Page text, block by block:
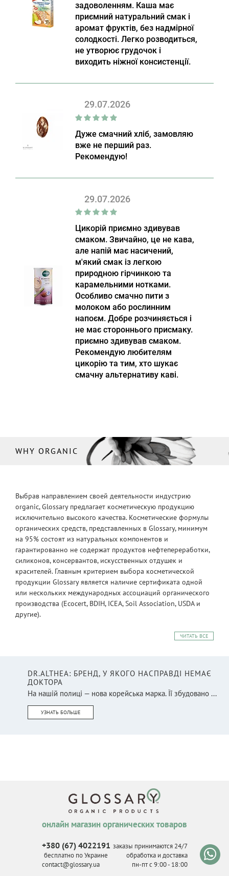
задоволенням. Каша має
приємний натуральний смак і
аромат фруктів, без надмірної
солодкості. Легко розводиться,
не утворює грудочок і
виходить ніжної консистенції.
29.07.2026
Дуже смачний хліб, замовляю
вже не перший раз.
Рекомендую!
29.07.2026
Цикорій приємно здивував
смаком. Звичайно, це не кава,
але напій має насичений,
м'який смак із легкою
природною гірчинкою та
карамельними нотками.
Особливо смачно пити з
молоком або рослинним
напоєм. Добре розчиняється і
не має стороннього присмаку.
приємно здивував смаком.
Рекомендую любителям
цикорію та тим, хто шукає
смачну альтернативу каві.
WHY ORGANIC
Выбрав направлением своей деятельности индустрию
organic, Glossary предлагает косметическую продукцию
исключительно высокого качества. Косметические формулы
органических средств, представленных в Glossary, минимум
на 95% состоят из натуральных компонентов и
гарантированно не содержат продуктов нефтепереработки,
силиконов, консервантов, искусственных отдушек и
красителей. Главным критерием выбора косметической
продукции Glossary является наличие сертификата одной
или нескольких международных ассоциаций органического
производства (Ecocert, BDIH, ICEA, Soil Association, USDA и
другие).
ЧИТАТЬ ВСЕ
DR.ALTHEA: БРЕНД, У ЯКОГО НАСПРАВДІ НЕМАЄ
ДОКТОРА
На нашій полиці — нова корейська марка. Її збудовано ...
УЗНАТЬ БОЛЬШЕ
онлайн магазин органических товаров
+380 (67) 4022191
бесплатно по Украине
contact@glossary.ua
заказы принимаются 24/7
обработка и доставка
пн-пт с 9:00 - 18:00